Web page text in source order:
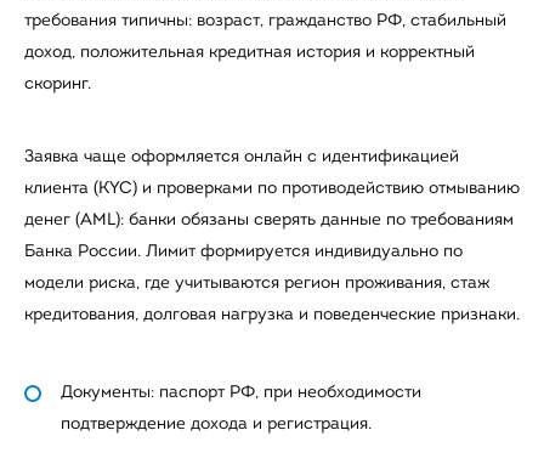
требования типичны: возраст, гражданство РФ, стабильный
доход, положительная кредитная история и корректный
скоринг.
Заявка чаще оформляется онлайн с идентификацией
клиента (KYC) и проверками по противодействию отмыванию
денег (AML): банки обязаны сверять данные по требованиям
Банка России. Лимит формируется индивидуально по
модели риска, где учитываются регион проживания, стаж
кредитования, долговая нагрузка и поведенческие признаки.
Документы: паспорт РФ, при необходимости
подтверждение дохода и регистрация.